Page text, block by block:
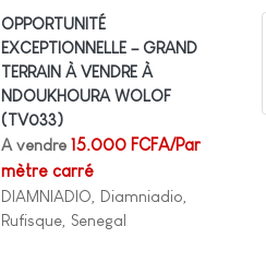
OPPORTUNITÉ
EXCEPTIONNELLE – GRAND
TERRAIN À VENDRE À
NDOUKHOURA WOLOF
(TV033)
A vendre 15.000 FCFA/Par
mètre carré
DIAMNIADIO, Diamniadio,
Rufisque, Senegal